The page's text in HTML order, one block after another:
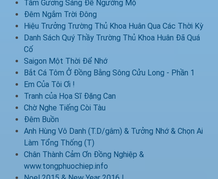
Tấm Gương Sáng Để Ngưỡng Mộ
Đêm Ngắm Trời Đông
Hiệu Trưởng Trường Thủ Khoa Huân Qua Các Thời Kỳ
Danh Sách Quý Thầy Trường Thủ Khoa Huân Đã Quá
Cố
Saigon Một Thời Để Nhớ
Bắt Cá Tôm Ở Đồng Bằng Sông Cửu Long - Phần 1
Em Của Tôi Ơi !
Tranh của Họa Sĩ Đặng Can
Chờ Nghe Tiếng Còi Tàu
Đêm Buồn
Anh Hùng Vô Danh (T.D/gâm) & Tưởng Nhớ & Chọn Ai
Làm Tổng Thống (T)
Chân Thành Cảm Ơn Đồng Nghiệp &
www.tongphuochiep.info